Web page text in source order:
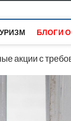
БЛОГИ
акции с